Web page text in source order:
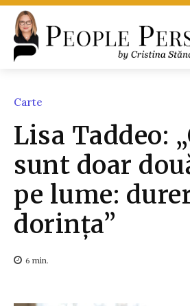
Carte
Lisa Taddeo:
sunt doar
pe lume:
dorința”
6 min.